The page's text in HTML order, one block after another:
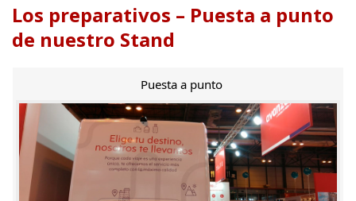
Los preparativos – Puesta a punto
de nuestro Stand
Puesta a punto